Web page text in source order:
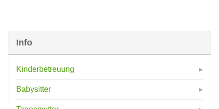
Info
Kinderbetreuung
Babysitter